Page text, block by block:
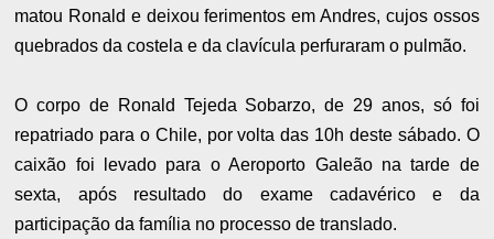
matou Ronald e deixou ferimentos em Andres, cujos ossos
quebrados da costela e da clavícula perfuraram o pulmão.
O corpo de Ronald Tejeda Sobarzo, de 29 anos, só foi
repatriado para o Chile, por volta das 10h deste sábado. O
caixão foi levado para o Aeroporto Galeão na tarde de
sexta, após resultado do exame cadavérico e da
participação da família no processo de translado.